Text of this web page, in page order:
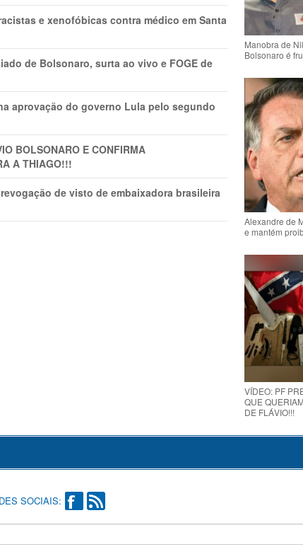
e xenofóbicas contra médico em Santa
de Bolsonaro, surta ao vivo e FOGE de
aprovação do governo Lula pelo segundo
BOLSONARO E CONFIRMA
A THIAGO!!!
de visto de embaixadora brasileira
Manobra de
Bolsonaro é
Alexandre de
e mantém
VÍDEO: PF
QUE
DE FLÁVIO!!!
SOCIAIS: